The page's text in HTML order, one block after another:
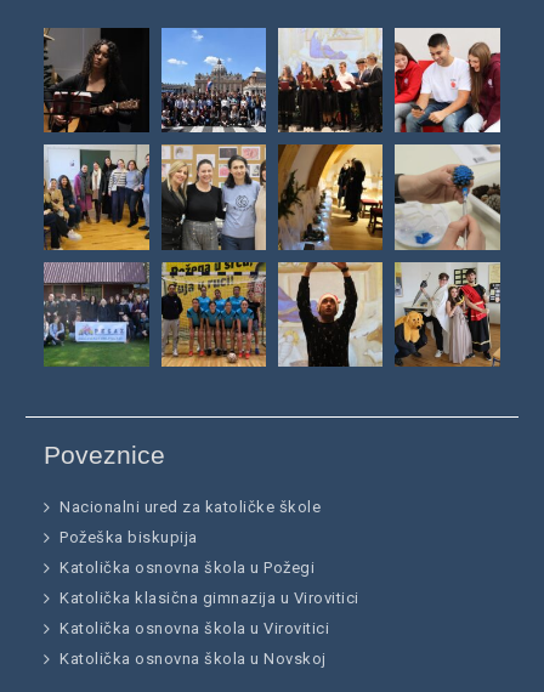
Poveznice
Nacionalni ured za katoličke škole
Požeška biskupija
Katolička osnovna škola u Požegi
Katolička klasična gimnazija u Virovitici
Katolička osnovna škola u Virovitici
Katolička osnovna škola u Novskoj